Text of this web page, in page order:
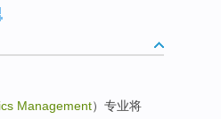
Management）专业将